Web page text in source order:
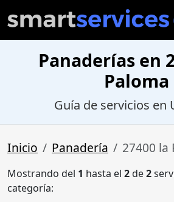
Panaderías en
Paloma
Guía de servicios en
Inicio Panadería 27400 la
Mostrando del 1 hasta el 2de2
categoría: